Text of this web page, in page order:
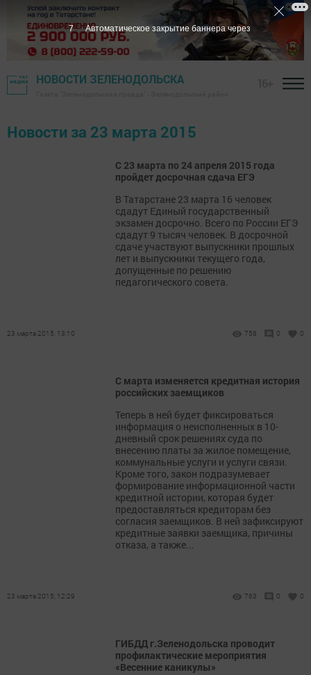
НОВОСТИ ЗЕЛЕНОДОЛЬСКА
Новости за 23 марта 2015
С 23 марта по 24 апреля 2015 года
пройдет досрочная сдача ЕГЭ
В Татарстане 23 марта 16 человек
сдадут Единый государственный
экзамен досрочно. Всего по России ЕГЭ
сдадут 9 тысяч человек. В досрочной
сдаче участвуют выпускники прошлых
лет и выпускники текущего года,
допущенные по решению
педагогического совета.
23 марта 2015, 13:10 758 0 0
С марта изменяется кредитная история
российских заемщиков
Теперь в ней будет фиксироваться
информация о неисполненных в 10-
дневный срок решениях суда по
внесению платы за жилое помещение,
коммунальные услуги и услуги связи.
Кроме того, закон подразумевает
формирование информационной части
кредитной истории, которая будет
предоставляться кредиторам без
согласия заемщиков. В ней зафиксируют
кредитные заявки заемщика, причины
отказа, а также...
23 марта 2015, 12:29 763 0 0
ГИБДД г.Зеленодольска проводит
профилактические мероприятия
«Весенние каникулы»
6 Автоматическое закрытие баннера через